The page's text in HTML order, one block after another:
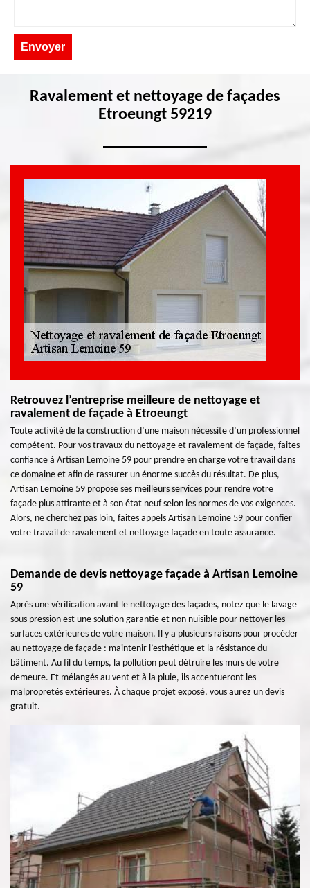
Ravalement et nettoyage de façades
Etroeungt 59219
Retrouvez l’entreprise meilleure de nettoyage et
ravalement de façade à Etroeungt
Toute activité de la construction d’une maison nécessite d’un professionnel
compétent. Pour vos travaux du nettoyage et ravalement de façade, faites
confiance à Artisan Lemoine 59 pour prendre en charge votre travail dans
ce domaine et afin de rassurer un énorme succès du résultat. De plus,
Artisan Lemoine 59 propose ses meilleurs services pour rendre votre
façade plus attirante et à son état neuf selon les normes de vos exigences.
Alors, ne cherchez pas loin, faites appels Artisan Lemoine 59 pour confier
votre travail de ravalement et nettoyage façade en toute assurance.
Demande de devis nettoyage façade à Artisan Lemoine
59
Après une vérification avant le nettoyage des façades, notez que le lavage
sous pression est une solution garantie et non nuisible pour nettoyer les
surfaces extérieures de votre maison. Il y a plusieurs raisons pour procéder
au nettoyage de façade : maintenir l’esthétique et la résistance du
bâtiment. Au fil du temps, la pollution peut détruire les murs de votre
demeure. Et mélangés au vent et à la pluie, ils accentueront les
malpropretés extérieures. À chaque projet exposé, vous aurez un devis
gratuit.